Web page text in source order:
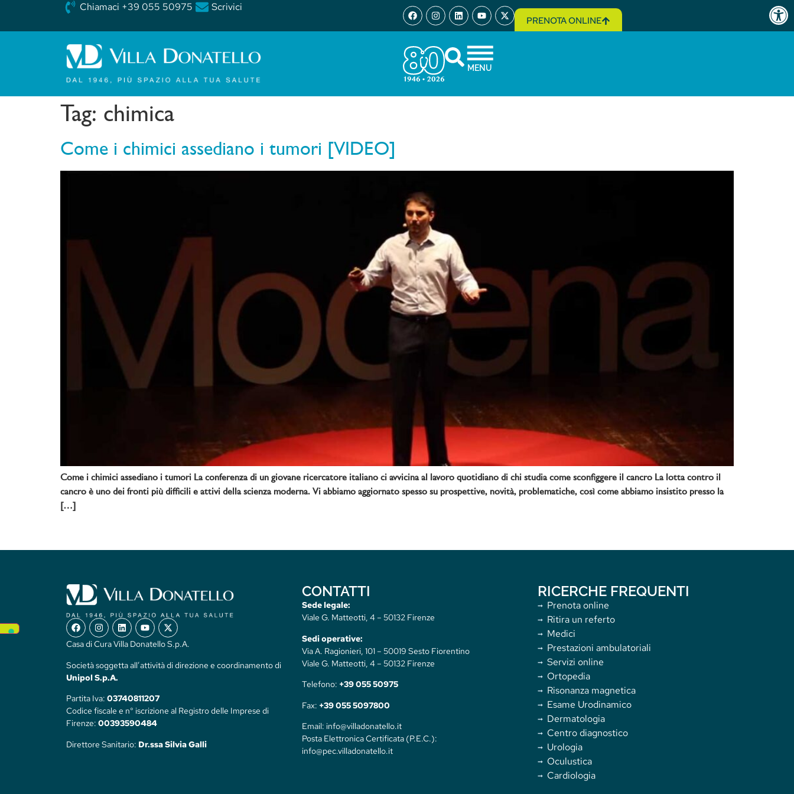
Chiamaci +39 055 50975 Scrivici
PRENOTA ONLINE
MENU
Tag: chimica
Come i chimici assediano i tumori [VIDEO]
Come i chimici assediano i tumori La conferenza di un giovane ricercatore italiano ci avvicina al lavoro quotidiano di chi studia come sconfiggere il cancro La lotta contro il
cancro è uno dei fronti più difficili e attivi della scienza moderna. Vi abbiamo aggiornato spesso su prospettive, novità, problematiche, così come abbiamo insistito presso la
[…]
Casa di Cura Villa Donatello S.p.A.
Società soggetta all’attività di direzione e coordinamento di
Unipol S.p.A.
Partita Iva: 03740811207
Codice fiscale e n° iscrizione al Registro delle Imprese di
Firenze: 00393590484
Direttore Sanitario: Dr.ssa Silvia Galli
CONTATTI
Sede legale:
Viale G. Matteotti, 4 – 50132 Firenze
Sedi operative:
Via A. Ragionieri, 101 – 50019 Sesto Fiorentino
Viale G. Matteotti, 4 – 50132 Firenze
Telefono: +39 055 50975
Fax: +39 055 5097800
Email: info@villadonatello.it
Posta Elettronica Certificata (P.E.C.):
info@pec.villadonatello.it
RICERCHE FREQUENTI
Prenota online
Ritira un referto
Medici
Prestazioni ambulatoriali
Servizi online
Ortopedia
Risonanza magnetica
Esame Urodinamico
Dermatologia
Centro diagnostico
Urologia
Oculustica
Cardiologia